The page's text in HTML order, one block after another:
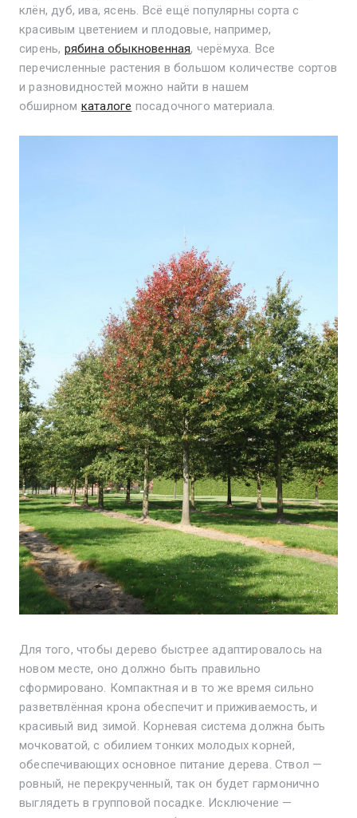
клён, дуб, ива, ясень. Всё ещё популярны сорта с
красивым цветением и плодовые, например,
сирень, рябина обыкновенная, черёмуха. Все
перечисленные растения в большом количестве сортов
и разновидностей можно найти в нашем
обширном каталоге посадочного материала.
Для того, чтобы дерево быстрее адаптировалось на
новом месте, оно должно быть правильно
сформировано. Компактная и в то же время сильно
разветвлённая крона обеспечит и приживаемость, и
красивый вид зимой. Корневая система должна быть
мочковатой, с обилием тонких молодых корней,
обеспечивающих основное питание дерева. Ствол —
ровный, не перекрученный, так он будет гармонично
выглядеть в групповой посадке. Исключение —